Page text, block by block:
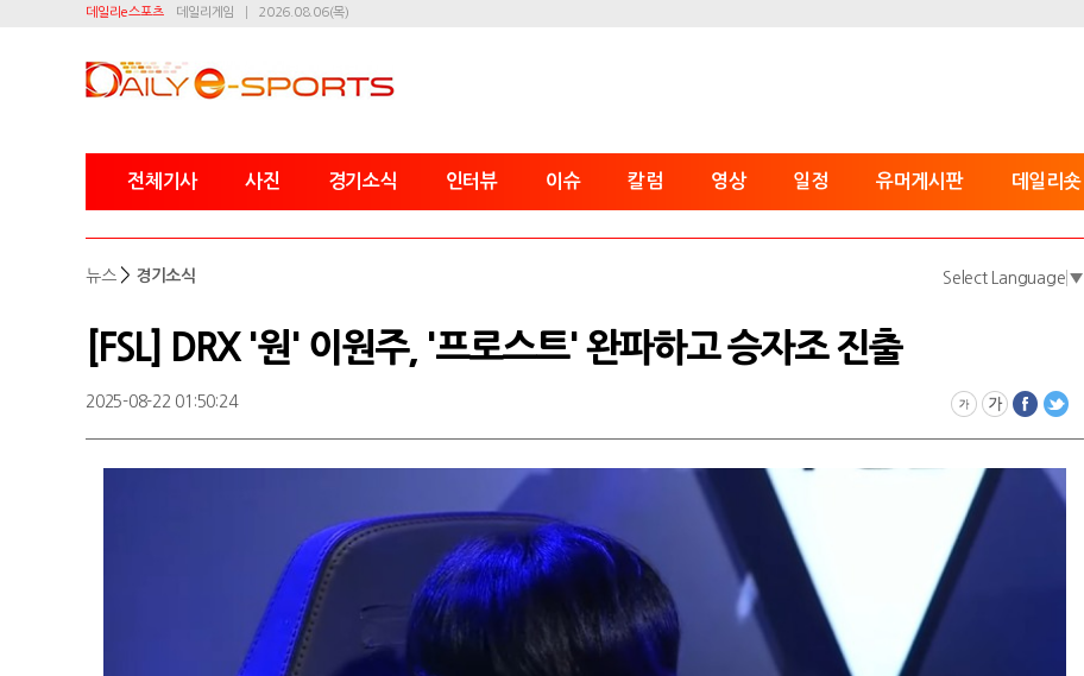
데일리e스포츠 데일리게임 2026.08.06(목)
전체기사 사진 경기소식 인터뷰 이슈 칼럼 영상 일정 유머게시판 데일리숏
뉴스 > 경기소식 Select Language ▼
[FSL] DRX '원' 이원주, '프로스트' 완파하고 승자조 진출
2025-08-22 01:50:24